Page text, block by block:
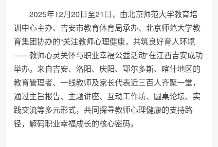
2025年12月20日至21日，由北京师范大学教育培
训中心主办、吉安市教育体育局承办、北京师范大学教
育集团协办的“关注教师心理健康，共筑良好育人环境
——教师心灵关怀与职业幸福公益活动”在江西吉安成功
举办。来自吉安、洛阳、庆阳、鄂尔多斯、喀什地区的
教育管理者、一线教师及家长代表近三百人齐聚一堂，
通过主旨报告、主题讲座、互动工作坊、圆桌论坛、实
践交流等多元形式，共同探寻教师心理健康的支持路
径，解码职业幸福成长的核心密码。